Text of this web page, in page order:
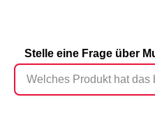
Stelle eine Frage über